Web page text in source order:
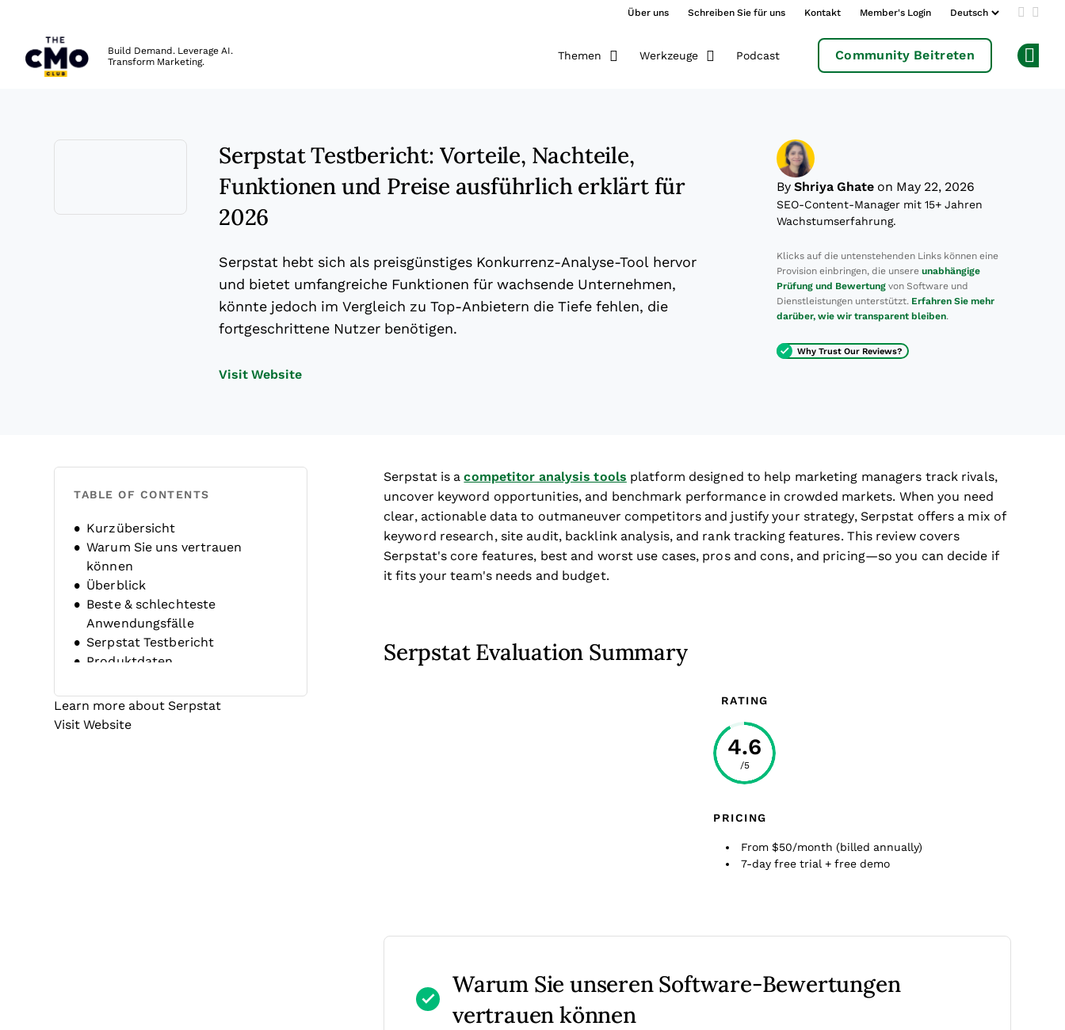
Über uns Schreiben Sie für uns Kontakt Member's Login Add us
Build Demand. Leverage AI.
Transform Marketing.
Themen Werkzeuge Podcast Community Beitreten
Serpstat Testbericht: Vorteile, Nachteile,
Funktionen und Preise ausführlich erklärt für
2026
Serpstat hebt sich als preisgünstiges Konkurrenz-Analyse-Tool hervor
und bietet umfangreiche Funktionen für wachsende Unternehmen,
könnte jedoch im Vergleich zu Top-Anbietern die Tiefe fehlen, die
fortgeschrittene Nutzer benötigen.
Visit WebsiteOpens new window
By Shriya Ghate on May 22, 2026
SEO-Content-Manager mit 15+ Jahren
Wachstumserfahrung.
Klicks auf die untenstehenden Links können eine
Provision einbringen, die unsere unabhängige
Prüfung und Bewertung von Software und
Dienstleistungen unterstützt. Erfahren Sie mehr
darüber, wie wir transparent bleiben.
Why Trust Our Reviews?
TABLE OF CONTENTS
Kurzübersicht
Warum Sie uns vertrauen
können
Überblick
Beste & schlechteste
Anwendungsfälle
Serpstat Testbericht
Produktdaten
FAQs
Unternehmensgeschichte
Learn more about Serpstat
Visit WebsiteOpens new window
Serpstat is acompetitor analysis tools platform designed to help marketing managers track rivals,
uncover keyword opportunities, and benchmark performance in crowded markets. When you need
clear, actionable data to outmaneuver competitors and justify your strategy, Serpstat offers a mix of
keyword research, site audit, backlink analysis, and rank tracking features. This review covers
Serpstat's core features, best and worst use cases, pros and cons, and pricing—so you can decide if
it fits your team's needs and budget.
Serpstat Evaluation Summary
RATING
4.6
/5
PRICING
From $50/month (billed annually)
7-day free trial + free demo
Warum Sie unseren Software-Bewertungen
vertrauen können